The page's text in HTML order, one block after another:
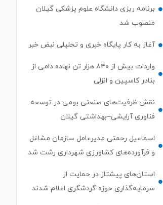
برنامه ریزی دانشگاه علوم پزشکی گیلان
منصوب شد
آغاز به کار پایگاه خبری و تحلیلی نبض خبر
واردات بیش از ۸۴۰ هزار تن نهاده دامی از
بنادر كاسپین و انزلی
نقش ظرفیت‌های صنعتی بومی در توسعه
فناوری آرایشی–بهداشتی گیلان
اسماعیل رحمتی مدیرعامل سازمان مشاغل
و فرآورده‌های کشاورزی شهرداری رشت شد
استان‌های پیشتاز در حمایت از
سرمایه‌گذاری حوزه گردشگری اعلام شدند